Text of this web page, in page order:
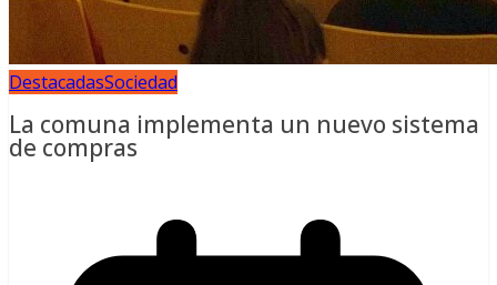
DestacadasSociedad
La comuna implementa un nuevo sistema
de compras